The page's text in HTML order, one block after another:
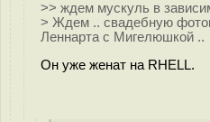
>> ждем мускуль в
> Ждем .. свадебную
Леннарта с Мигелюшкой ..
Он уже женат на RHELL.